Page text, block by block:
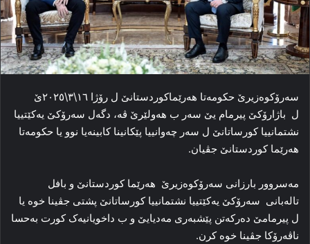
سەرۆکوەزیرێ حکومەتا هەرێماکوردستانێ ل رۆژا ١٦\٣\٢٠٢٥ێ
ل باژارۆکێ پیرمام یێ سەر ب هەولێرێ ڤە، دگەل سەرۆکێ یەکێتییا
نشتمانییا کورساتانێ ل سەر چەوانییا پێکانینا کابینەیا نوو یا حکومەتا
هەرێما کوردستانێ جڤیان.
مەسروور بارزانی سەرۆکوەزیرێ هەرێما کوردستانێ و بافل
تالەبانی سەرۆکێ یەکێتییا نشتمانییا کورساتانێ پشتی جڤینا خوە یا
ل پیرمامێ دەرکەتن پێشبەری مەدیایێ و ب داخویانیەک کورت بەحسا
ناڤەرۆکا جڤینا خوە کرن.